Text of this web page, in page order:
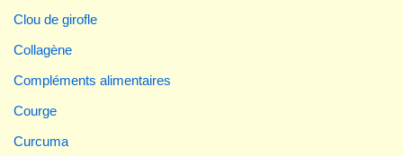
Clou de girofle
Collagène
Compléments alimentaires
Courge
Curcuma